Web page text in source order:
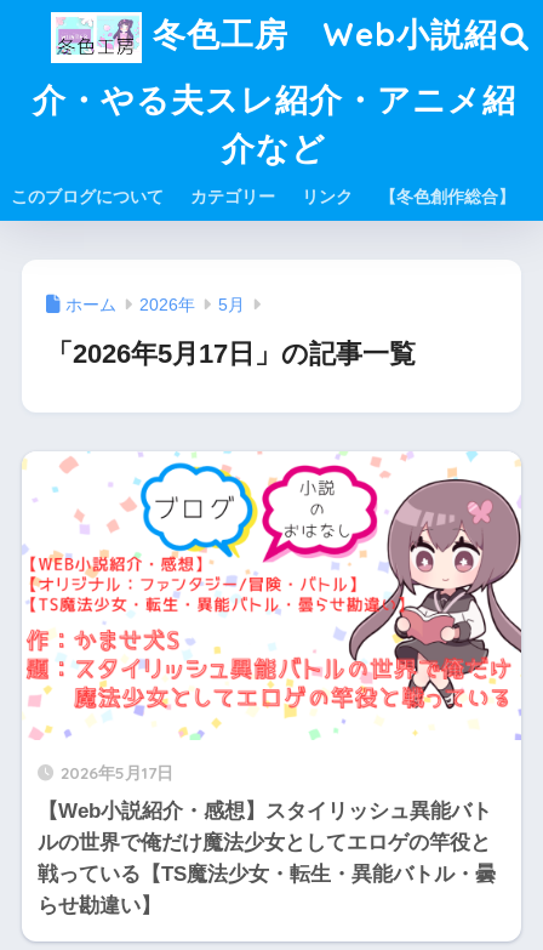
冬色工房 Web小説紹
介・やる夫スレ紹介・アニメ紹
介など
このブログについて カテゴリー リンク 【冬色創作総合】
ホーム 2026年 5月
「2026年5月17日」の記事一覧
2026年5月17日
【Web小説紹介・感想】スタイリッシュ異能バト
ルの世界で俺だけ魔法少女としてエロゲの竿役と
戦っている【TS魔法少女・転生・異能バトル・曇
らせ勘違い】